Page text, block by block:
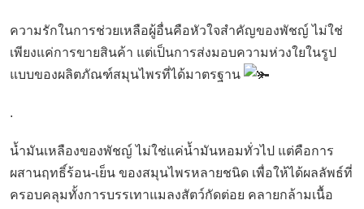
ความรักในการช่วยเหลือผู้อื่นคือหัวใจสำคัญของพัชญ์ ไม่ใช่
เพียงแค่การขายสินค้า แต่เป็นการส่งมอบความห่วงใยในรูป
แบบของผลิตภัณฑ์สมุนไพรที่ได้มาตรฐาน
.
น้ำมันเหลืองของพัชญ์ ไม่ใช่แค่น้ำมันหอมทั่วไป แต่คือการ
ผสานฤทธิ์ร้อน-เย็น ของสมุนไพรหลายชนิด เพื่อให้ได้ผลลัพธ์ที่
ครอบคลุมทั้งการบรรเทาแมลงสัตว์กัดต่อย คลายกล้ามเนื้อ